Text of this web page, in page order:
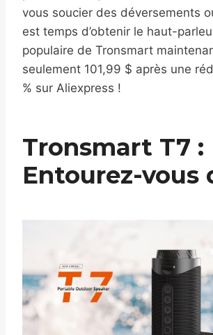
vous soucier des déversements
est temps d’obtenir le haut-
populaire de Tronsmart
seulement 101,99 $ après une
% sur Aliexpress !
Tronsmart T7 :
Entourez-vous